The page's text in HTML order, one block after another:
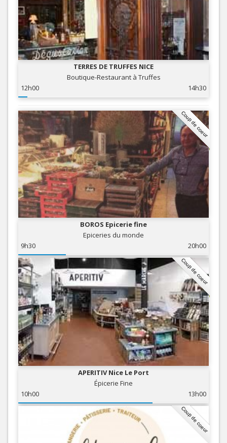
TERRES DE TRUFFES NICE
Boutique-Restaurant à Truffes
12h00
14h30
Coup de coeur
BOROS Epicerie fine
Epiceries du monde
9h30
20h00
Coup de coeur
APERITIV Nice Le Port
Épicerie Fine
10h00
13h00
Coup de coeur